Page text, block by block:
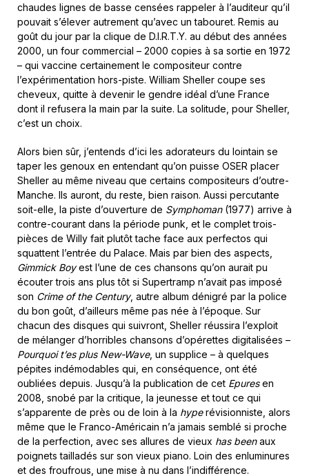
chaudes lignes de basse censées rappeler à l’auditeur qu’il
pouvait s’élever autrement qu’avec un tabouret. Remis au
goût du jour par la clique de D.I.R.T.Y. au début des années
2000, un four commercial – 2000 copies à sa sortie en 1972
– qui vaccine certainement le compositeur contre
l’expérimentation hors-piste. William Sheller coupe ses
cheveux, quitte à devenir le gendre idéal d’une France
dont il refusera la main par la suite. La solitude, pour Sheller,
c’est un choix.
Alors bien sûr, j’entends d’ici les adorateurs du lointain se
taper les genoux en entendant qu’on puisse OSER placer
Sheller au même niveau que certains compositeurs d’outre-
Manche. Ils auront, du reste, bien raison. Aussi percutante
soit-elle, la piste d’ouverture de Symphoman(1977) arrive à
contre-courant dans la période punk, et le complet trois-
pièces de Willy fait plutôt tache face aux perfectos qui
squattent l’entrée du Palace. Mais par bien des aspects,
Gimmick Boyest l’une de ces chansons qu’on aurait pu
écouter trois ans plus tôt si Supertramp n’avait pas imposé
son Crime of the Century, autre album dénigré par la police
du bon goût, d’ailleurs même pas née à l’époque. Sur
chacun des disques qui suivront, Sheller réussira l’exploit
de mélanger d’horribles chansons d’opérettes digitalisées –
Pourquoi t’es plus New-Wave, un supplice – à quelques
pépites indémodables qui, en conséquence, ont été
oubliées depuis. Jusqu’à la publication de cet Epuresen
2008, snobé par la critique, la jeunesse et tout ce qui
s’apparente de près ou de loin à la hyperévisionniste, alors
même que le Franco-Américain n’a jamais semblé si proche
de la perfection, avec ses allures de vieux has beenaux
poignets tailladés sur son vieux piano. Loin des enluminures
et des froufrous, une mise à nu dans l’indifférence.